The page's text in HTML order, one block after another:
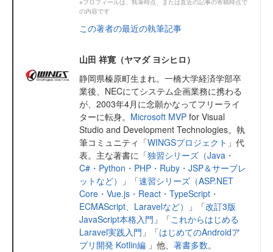
※プロフィールは、執筆時点、または直近の記事の寄稿時点で
の内容です
この著者の最近の執筆記事
山田 祥寛（ヤマダ ヨシヒロ）
静岡県榛原町生まれ。一橋大学経済学部卒
業後、NECにてシステム企画業務に携わる
が、2003年4月に念願かなってフリーライ
ターに転身。 Microsoft MVP for Visual
Studio and Development Technologies。執
筆コミュニティ「WINGSプロジェクト 」代
表。主な著書に「独習シリーズ（Java・
C#・Python・PHP・Ruby・JSP＆サーブレ
ットなど）
」「速習シリーズ（ASP.NET
Core・Vue.js・React・TypeScript・
ECMAScript、Laravelなど）
」「改訂3版
JavaScript本格入門 」「これからはじめる
Laravel実践入門 」「はじめてのAndroidア
プリ開発 Kotlin編 」他、 著書多数。